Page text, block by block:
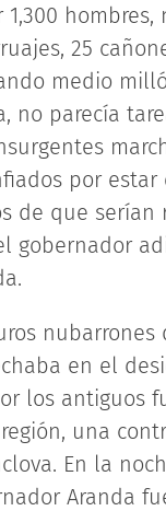
hombres,
25
medio
no parecía
por
de que serían
gobernador
en el
los antiguos
una
En la
Aranda